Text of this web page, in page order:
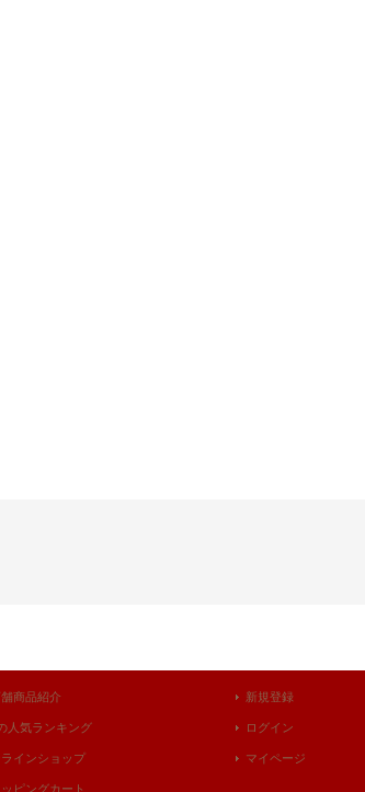
商品紹介
人気ランキング
インショップ
ピングカート
新規登録
ログイン
マイページ